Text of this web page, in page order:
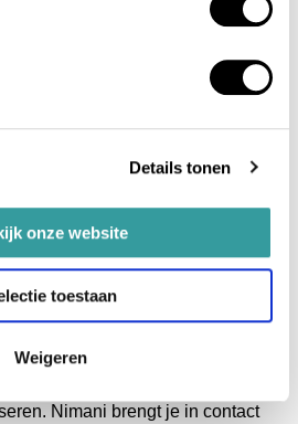
Details tonen
onze website
toestaan
Weigeren
voor langetermijnverhuur.
in Dubai kan een
tot onderhoud en het innen
Nimani brengt je in contact